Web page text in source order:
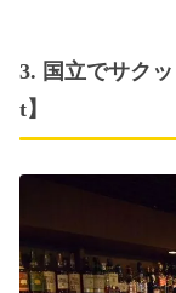
3. 国立でサク
t】